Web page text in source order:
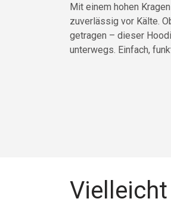
Mit einem hohen
zuverlässig vor Kälte.
getragen – dieser
unterwegs. Einfach,